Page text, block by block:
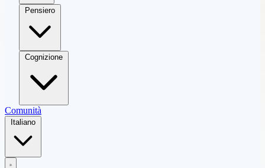
Pensiero
Cognizione
Comunità
Italiano